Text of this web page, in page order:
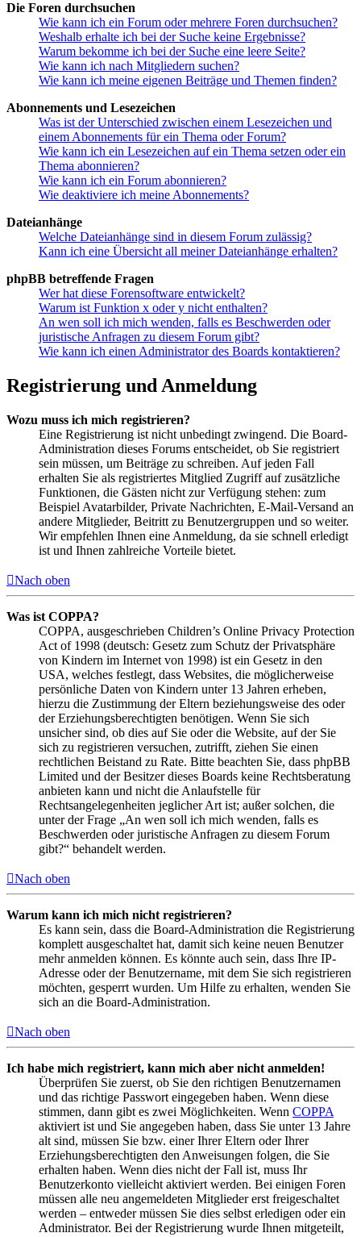
Die Foren durchsuchen
Wie kann ich ein Forum oder mehrere Foren durchsuchen?
Weshalb erhalte ich bei der Suche keine Ergebnisse?
Warum bekomme ich bei der Suche eine leere Seite?
Wie kann ich nach Mitgliedern suchen?
Wie kann ich meine eigenen Beiträge und Themen finden?
Abonnements und Lesezeichen
Was ist der Unterschied zwischen einem Lesezeichen und
einem Abonnements für ein Thema oder Forum?
Wie kann ich ein Lesezeichen auf ein Thema setzen oder ein
Thema abonnieren?
Wie kann ich ein Forum abonnieren?
Wie deaktiviere ich meine Abonnements?
Dateianhänge
Welche Dateianhänge sind in diesem Forum zulässig?
Kann ich eine Übersicht all meiner Dateianhänge erhalten?
phpBB betreffende Fragen
Wer hat diese Forensoftware entwickelt?
Warum ist Funktion x oder y nicht enthalten?
An wen soll ich mich wenden, falls es Beschwerden oder
juristische Anfragen zu diesem Forum gibt?
Wie kann ich einen Administrator des Boards kontaktieren?
Registrierung und Anmeldung
Wozu muss ich mich registrieren?
Eine Registrierung ist nicht unbedingt zwingend. Die Board-
Administration dieses Forums entscheidet, ob Sie registriert
sein müssen, um Beiträge zu schreiben. Auf jeden Fall
erhalten Sie als registriertes Mitglied Zugriff auf zusätzliche
Funktionen, die Gästen nicht zur Verfügung stehen: zum
Beispiel Avatarbilder, Private Nachrichten, E-Mail-Versand an
andere Mitglieder, Beitritt zu Benutzergruppen und so weiter.
Wir empfehlen Ihnen eine Anmeldung, da sie schnell erledigt
ist und Ihnen zahlreiche Vorteile bietet.
Nach oben
Was ist COPPA?
COPPA, ausgeschrieben Children’s Online Privacy Protection
Act of 1998 (deutsch: Gesetz zum Schutz der Privatsphäre
von Kindern im Internet von 1998) ist ein Gesetz in den
USA, welches festlegt, dass Websites, die möglicherweise
persönliche Daten von Kindern unter 13 Jahren erheben,
hierzu die Zustimmung der Eltern beziehungsweise des oder
der Erziehungsberechtigten benötigen. Wenn Sie sich
unsicher sind, ob dies auf Sie oder die Website, auf der Sie
sich zu registrieren versuchen, zutrifft, ziehen Sie einen
rechtlichen Beistand zu Rate. Bitte beachten Sie, dass phpBB
Limited und der Besitzer dieses Boards keine Rechtsberatung
anbieten kann und nicht die Anlaufstelle für
Rechtsangelegenheiten jeglicher Art ist; außer solchen, die
unter der Frage „An wen soll ich mich wenden, falls es
Beschwerden oder juristische Anfragen zu diesem Forum
gibt?“ behandelt werden.
Nach oben
Warum kann ich mich nicht registrieren?
Es kann sein, dass die Board-Administration die Registrierung
komplett ausgeschaltet hat, damit sich keine neuen Benutzer
mehr anmelden können. Es könnte auch sein, dass Ihre IP-
Adresse oder der Benutzername, mit dem Sie sich registrieren
möchten, gesperrt wurden. Um Hilfe zu erhalten, wenden Sie
sich an die Board-Administration.
Nach oben
Ich habe mich registriert, kann mich aber nicht anmelden!
Überprüfen Sie zuerst, ob Sie den richtigen Benutzernamen
und das richtige Passwort eingegeben haben. Wenn diese
stimmen, dann gibt es zwei Möglichkeiten. Wenn COPPA
aktiviert ist und Sie angegeben haben, dass Sie unter 13 Jahre
alt sind, müssen Sie bzw. einer Ihrer Eltern oder Ihrer
Erziehungsberechtigten den Anweisungen folgen, die Sie
erhalten haben. Wenn dies nicht der Fall ist, muss Ihr
Benutzerkonto vielleicht aktiviert werden. Bei einigen Foren
müssen alle neu angemeldeten Mitglieder erst freigeschaltet
werden – entweder müssen Sie dies selbst erledigen oder ein
Administrator. Bei der Registrierung wurde Ihnen mitgeteilt,